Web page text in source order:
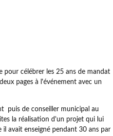
pour célébrer les 25 ans de mandat
pages à l'événement avec un
puis de conseiller municipal au
la réalisation d'un projet qui lui
avait enseigné pendant 30 ans par